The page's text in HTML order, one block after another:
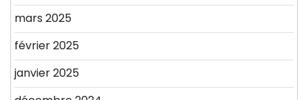
mars 2025
février 2025
janvier 2025